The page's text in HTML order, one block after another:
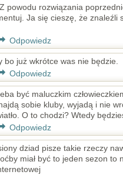
powodu rozwiązania
Ja się cieszę, że
Odpowiedz
już wkrótce was nie będzie.
Odpowiedz
być maluczkim
sobie kluby, wyjadą i nie
O to chodzi? Wtedy
Odpowiedz
dziad pisze takie rzeczy
miał być to jeden sezon